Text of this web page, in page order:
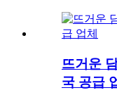
뜨거운
국 공급